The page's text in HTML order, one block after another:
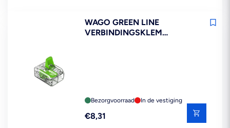
WAGO GREEN LINE
VERBINDINGSKLEM
Bezorgvoorraad In de vestiging
Reguliere
€8,31